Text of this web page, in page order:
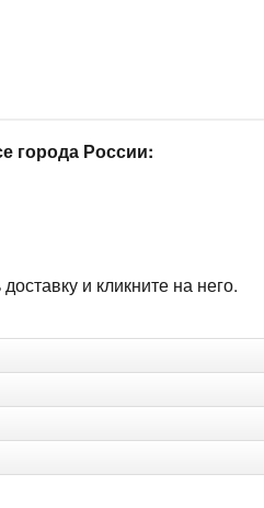
города России:
и кликните на него.